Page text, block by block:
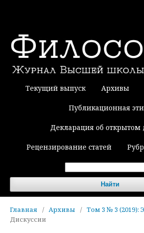
Текущий выпуск Архивы
Публикационная
Декларация об открытом
Рецензирование статей
Найти
Главная / Архивы / Том 3 № 3 (2019):
Дискуссии